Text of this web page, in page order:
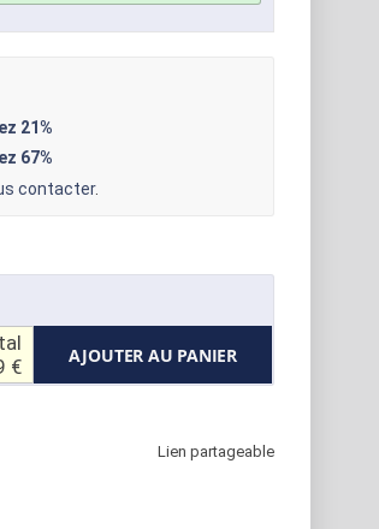
21%
67%
contacter.
AJOUTER AU PANIER
€
Lien partageable